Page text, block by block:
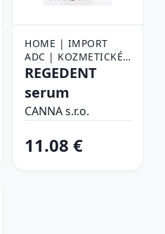
HOME | IMPORT
ADC | KOZMETICKÉ
VÝROBKY
REGEDENT
serum
CANNA s.r.o.
11.08 €